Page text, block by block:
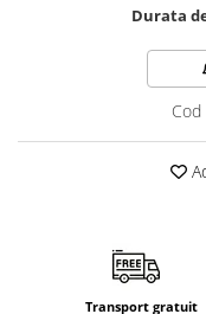
Durata
Cod
Transport gratuit